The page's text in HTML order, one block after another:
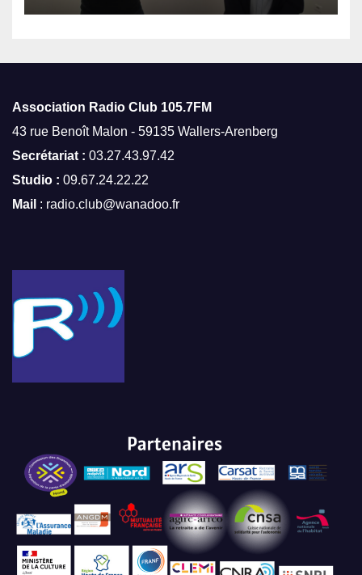
Association Radio Club 105.7FM
43 rue Benoît Malon - 59135 Wallers-Arenberg
Secrétariat : 03.27.43.97.42
Studio : 09.67.24.22.22
Mail : radio.club@wanadoo.fr